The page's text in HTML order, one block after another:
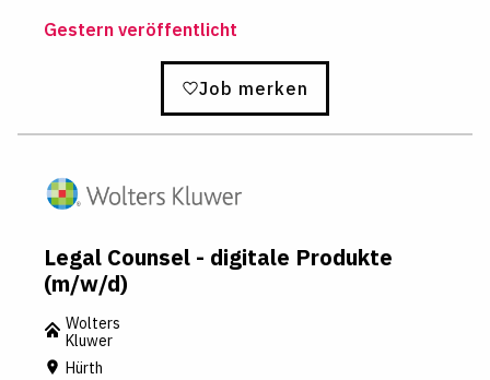
Gestern veröffentlicht
Job merken
Legal Counsel - digitale Produkte
(m/w/d)
Wolters
Kluwer
Hürth